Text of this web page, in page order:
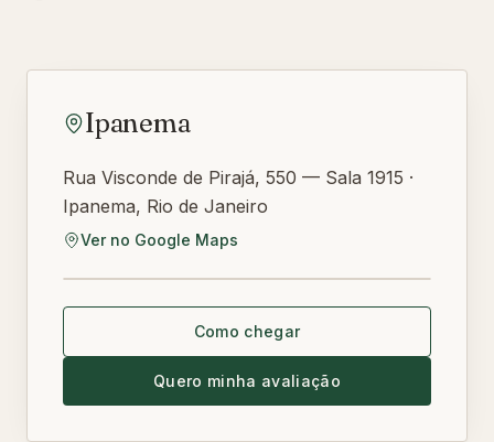
Ipanema
Rua Visconde de Pirajá, 550 — Sala 1915 ·
Ipanema, Rio de Janeiro
Ver no Google Maps
Como chegar
Quero minha avaliação